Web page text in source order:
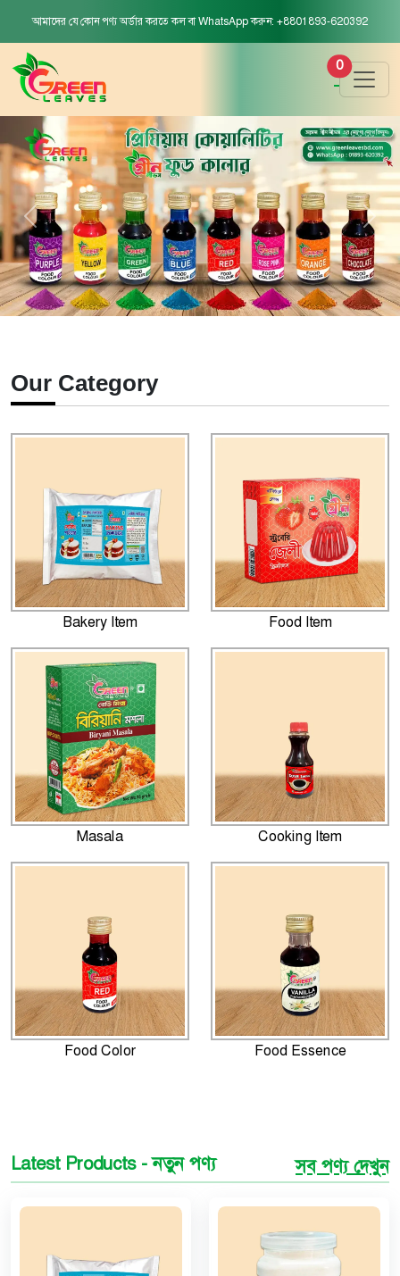
আমাদের যে কোন পণ্য অর্ডার করতে কল বা WhatsApp করুন: +8801893-620392
0
Our Category
Bakery Item Food Item
Masala Cooking Item
Food Color Food Essence
Latest Products - নতুন পণ্য সব পণ্য দেখুন